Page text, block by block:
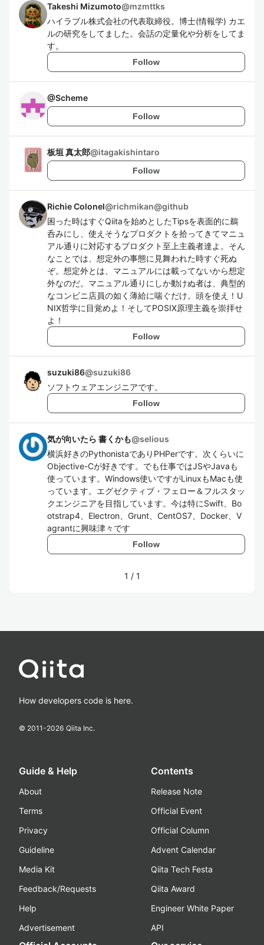
Takeshi Mizumoto@mzmttks
ハイラブル株式会社の代表取締役。博士(情報学) カエ
ルの研究をしてました。会話の定量化や分析をしてま
す。
Follow
@Scheme
Follow
板垣 真太郎@itagakishintaro
Follow
Richie Colonel@richmikan@github
困った時はすぐQiitaを始めとしたTipsを表面的に鵜
呑みにし、使えそうなプロダクトを拾ってきてマニュ
アル通りに対応するプロダクト至上主義者達よ。そん
なことでは、想定外の事態に見舞われた時すぐ死ぬ
ぞ。想定外とは、マニュアルには載ってないから想定
外なのだ。マニュアル通りにしか動けぬ者は、典型的
なコンビニ店員の如く薄給に喘ぐだけ。頭を使え！U
NIX哲学に目覚めよ！そしてPOSIX原理主義を崇拝せ
よ！
Follow
suzuki86@suzuki86
ソフトウェアエンジニアです。
Follow
気が向いたら 書くかも@selious
横浜好きのPythonistaでありPHPerです。次くらいに
Objective-Cが好きです。でも仕事ではJSやJavaも
使っています。Windows使いですがLinuxもMacも使
っています。エグゼクティブ・フェロー＆フルスタッ
クエンジニアを目指しています。今は特にSwift、Bo
otstrap4、Electron、Grunt、CentOS7、Docker、V
agrantに興味津々です
Follow
1 / 1
How developers code is here.
© 2011-2026 Qiita Inc.
Guide & Help
About
Terms
Privacy
Guideline
Media Kit
Feedback/Requests
Help
Advertisement
Contents
Release Note
Official Event
Official Column
Advent Calendar
Qiita Tech Festa
Qiita Award
Engineer White Paper
API